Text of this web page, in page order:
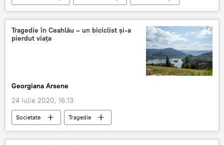
Ministerul Sănătății
Vaccinare
Tragedie în Ceahlău – un biciclist și-a
pierdut viața
Georgiana Arsene
24 Iulie 2020, 16:13
Societate Tragedie